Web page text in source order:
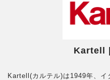
Kartell
Kartell(カルテル)は1949年、イ